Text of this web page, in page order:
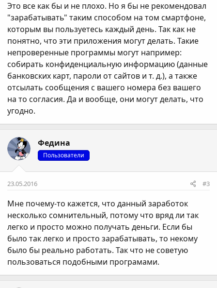
Это все как бы и не плохо. Но я бы не рекомендовал
"зарабатывать" таким способом на том смартфоне,
которым вы пользуетесь каждый день. Так как не
понятно, что эти приложения могут делать. Такие
непроверенные программы могут например:
собирать конфиденциальную информацию (данные
банковских карт, пароли от сайтов и т. д.), а также
отсылать сообщения с вашего номера без вашего
на то согласия. Да и вообще, они могут делать, что
угодно.
Федина
Пользователи
23.05.2016 #3
Мне почему-то кажется, что данный заработок
несколько сомнительный, потому что вряд ли так
легко и просто можно получать деньги. Если бы
было так легко и просто зарабатывать, то некому
было бы реально работать. Так что не советую
пользоваться подобными програмами.